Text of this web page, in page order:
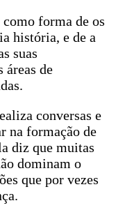
forma de os
história, e de a
suas
áreas de
conversas e
na formação de
diz que muitas
dominam o
que por vezes